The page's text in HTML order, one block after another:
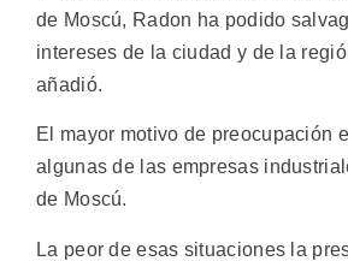
de Moscú, Radon ha podido
intereses de la ciudad y de la
añadió.
El mayor motivo de preocupación
algunas de las empresas
de Moscú.
La peor de esas situaciones la